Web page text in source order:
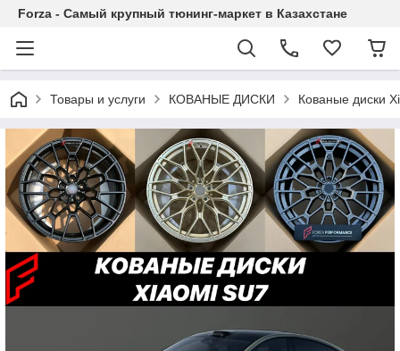
Forza - Самый крупный тюнинг-маркет в Казахстане
Товары и услуги КОВАНЫЕ ДИСКИ Кованые диски